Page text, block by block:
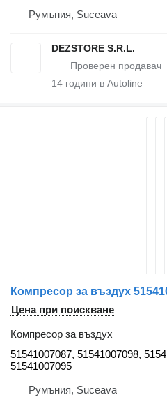
Румъния, Suceava
DEZSTORE S.R.L.
14 години в Autoline
Цена при поискване
Компресор за въздух
51541007087, 51541007098,
51541007095
Румъния, Suceava